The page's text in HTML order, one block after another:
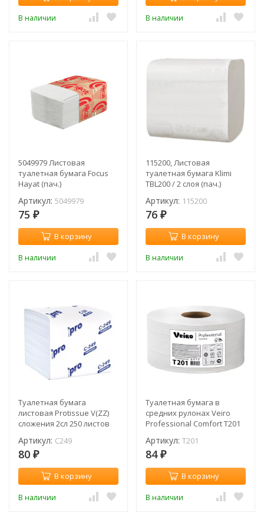
В наличии В наличии
5049979 Листовая
туалетная бумага Focus
Hayat (пач.)
Артикул: 5049979
75 ₽
В корзину
В наличии
115200, Листовая
туалетная бумага Klimi
TBL200 / 2 слоя (пач.)
Артикул: 115200
76 ₽
В корзину
В наличии
Туалетная бумага
листовая Protissue V(ZZ)
сложения 2сл 250 листов
Артикул: C249
80 ₽
В корзину
В наличии
Туалетная бумага в
средних рулонах Veiro
Professional Comfort T201
Артикул: T201
84 ₽
В корзину
В наличии